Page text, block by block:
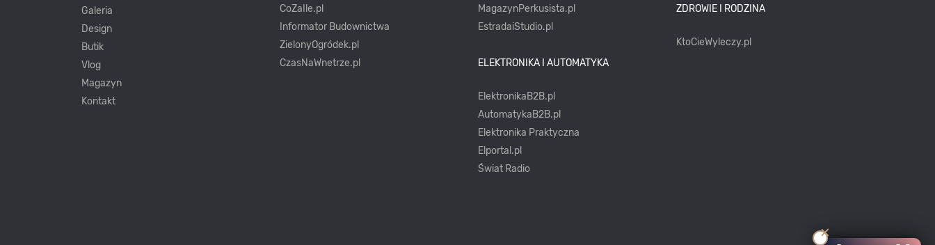
CoZaIle.pl
Informator Budownictwa
ZielonyOgródek.pl
CzasNaWnetrze.pl
MagazynPerkusista.pl
EstradaiStudio.pl
ELEKTRONIKA I AUTOMATYKA
ElektronikaB2B.pl
AutomatykaB2B.pl
Elektronika Praktyczna
Elportal.pl
Świat Radio
ZDROWIE I RODZINA
KtoCieWyleczy.pl
Galeria
Design
Butik
Vlog
Magazyn
Kontakt